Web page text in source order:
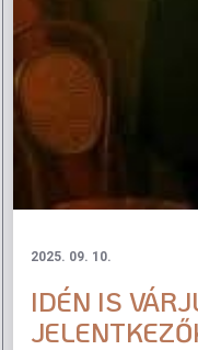
2025. 09. 10.
IDÉN IS